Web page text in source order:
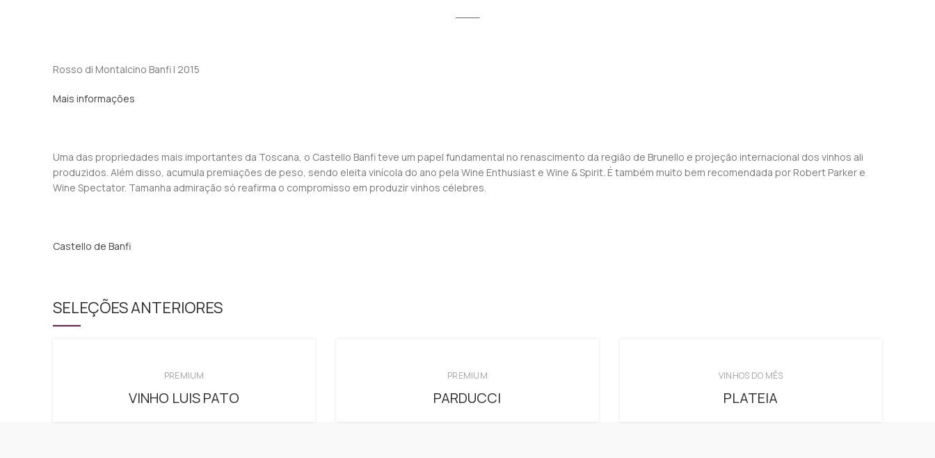
Rosso di Montalcino Banfi | 2015
Mais informações
Uma das propriedades mais importantes da Toscana, o Castello Banfi teve um papel fundamental no renascimento da região de Brunello e projeção internacional dos vinhos ali
produzidos. Além disso, acumula premiações de peso, sendo eleita vinícola do ano pela Wine Enthusiast e Wine & Spirit. É também muito bem recomendada por Robert Parker e
Wine Spectator. Tamanha admiração só reafirma o compromisso em produzir vinhos célebres.
Castello de Banfi
SELEÇÕES ANTERIORES
PREMIUM
VINHO LUIS PATO
PREMIUM
PARDUCCI
VINHOS DO MÊS
PLATEIA